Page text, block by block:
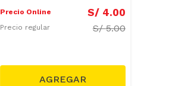
Precio Online S/ 4.00
Precio regular S/5.00